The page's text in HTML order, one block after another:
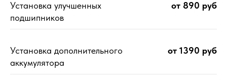
Установка улучшенных
подшипников
от 890 руб
Установка дополнительного
аккумулятора
от 1390 руб